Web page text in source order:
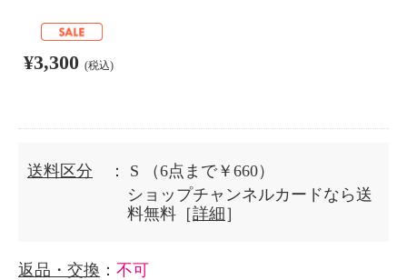
¥3,300 (税込)
送料区分 ： S
（6点まで￥660）
ショップチャンネルカードなら送
料無料［詳細 ］
返品・交換 ： 不可